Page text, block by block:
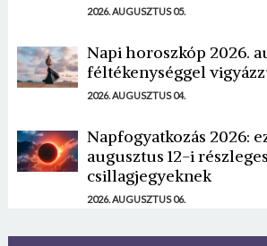
2026. AUGUSZTUS 05.
Napi horoszkóp 2026.
féltékenységgel
2026. AUGUSZTUS 04.
Napfogyatkozás 2026:
augusztus 12-i
csillagjegyeknek
2026. AUGUSZTUS 06.